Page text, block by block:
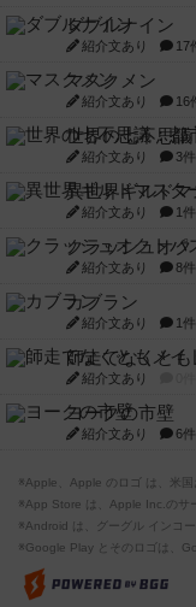
ダブルナイン
紹介文あり 17
マスクメン
紹介文あり 16
世界の七不思議
紹介文あり 3
異世界ギルド
紹介文あり 1
クラッシュオク
紹介文あり 8
カブラン
紹介文あり 1
師走でなくと
紹介文あり
ヨークの市壁
紹介文あり 6
※Apple、Apple のロゴ は、米国
※App Store は、Apple Inc.のサ
※Android は、グーグル インコ
※Google Play とそのロゴは、